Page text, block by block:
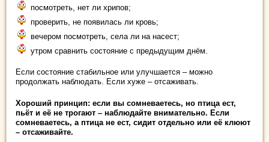
посмотреть, нет ли хрипов;
проверить, не появилась ли кровь;
вечером посмотреть, села ли на насест;
утром сравнить состояние с предыдущим днём.
Если состояние стабильное или улучшается – можно
продолжать наблюдать. Если хуже – отсаживать.
Хороший принцип: если вы сомневаетесь, но птица ест,
пьёт и её не трогают – наблюдайте внимательно. Если
сомневаетесь, а птица не ест, сидит отдельно или её клюют
– отсаживайте.